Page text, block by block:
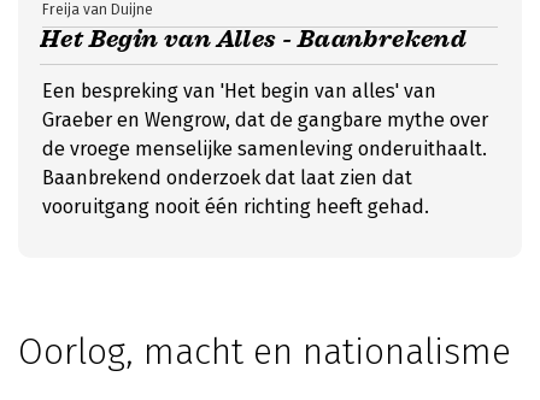
Het Begin van Alles - Baanbrekend
Freija van Duijne
Een bespreking van 'Het begin van alles' van
Graeber en Wengrow, dat de gangbare mythe over
de vroege menselijke samenleving onderuithaalt.
Baanbrekend onderzoek dat laat zien dat
vooruitgang nooit één richting heeft gehad.
Oorlog, macht en nationalisme